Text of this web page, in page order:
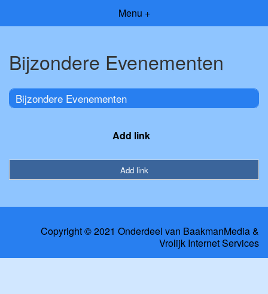
Menu +
Bijzondere Evenementen
Bijzondere Evenementen
Add link
Add link
Copyright © 2021 Onderdeel van BaakmanMedia&
Vrolijk Internet Services